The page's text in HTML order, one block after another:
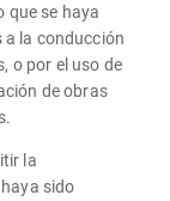
que se haya
a la conducción
o por el uso de
de obras
la
sido